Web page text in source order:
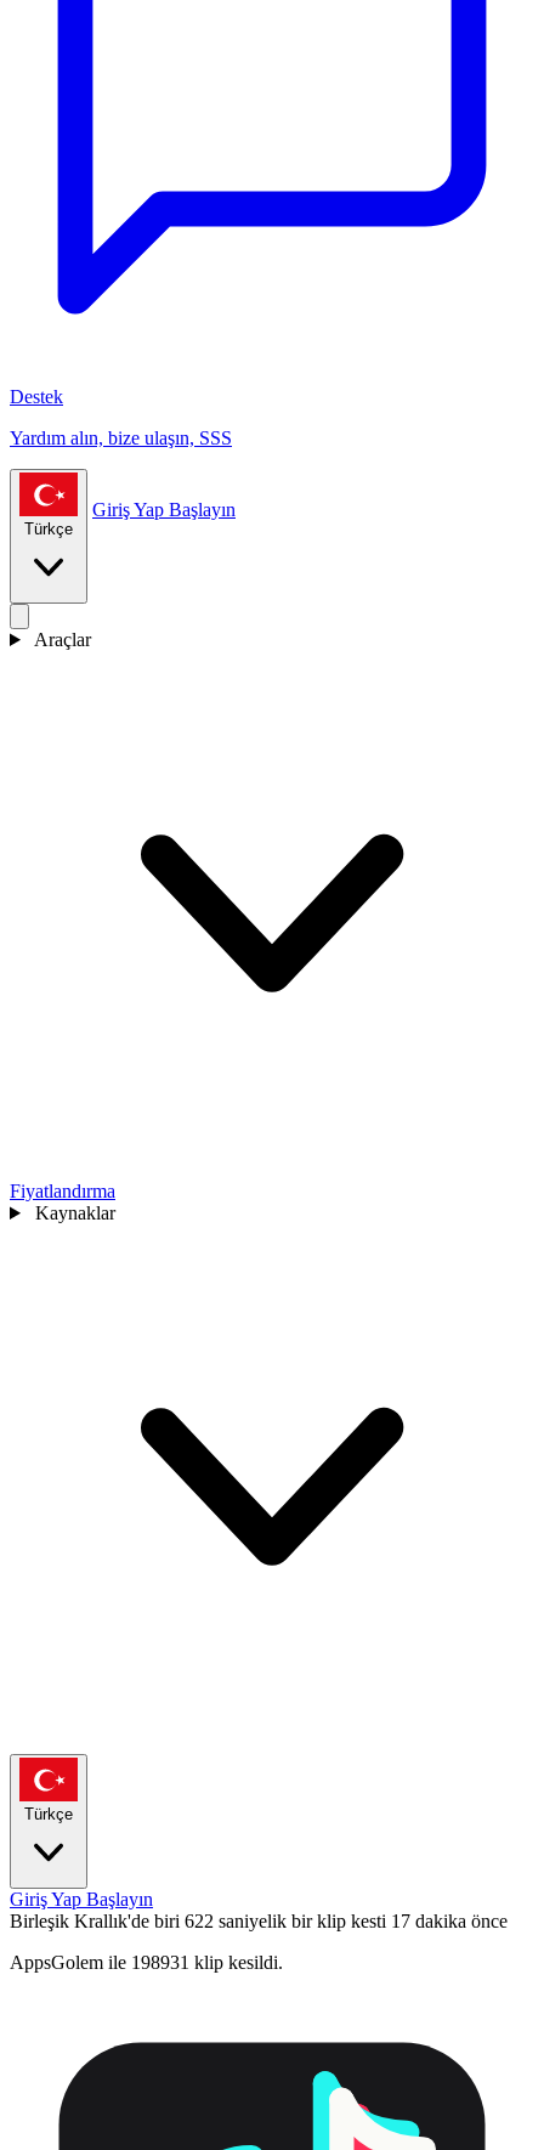
Destek
Yardım alın, bize ulaşın, SSS
Türkçe
Giriş Yap Başlayın
Araçlar
Fiyatlandırma
Kaynaklar
Türkçe
Giriş Yap Başlayın
Birleşik Krallık'de biri 622 saniyelik bir klip kesti 17 dakika önce
AppsGolem ile 198931 klip kesildi.